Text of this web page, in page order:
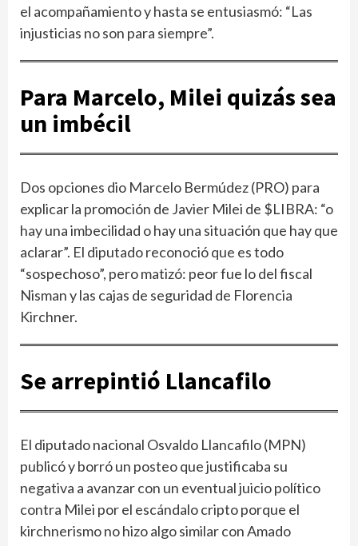
el acompañamiento y hasta se entusiasmó: “Las
injusticias no son para siempre”.
Para Marcelo, Milei quizás sea
un imbécil
Dos opciones dio Marcelo Bermúdez (PRO) para
explicar la promoción de Javier Milei de $LIBRA: “o
hay una imbecilidad o hay una situación que hay que
aclarar”. El diputado reconoció que es todo
“sospechoso”, pero matizó: peor fue lo del fiscal
Nisman y las cajas de seguridad de Florencia
Kirchner.
Se arrepintió Llancafilo
El diputado nacional Osvaldo Llancafilo (MPN)
publicó y borró un posteo que justificaba su
negativa a avanzar con un eventual juicio político
contra Milei por el escándalo cripto porque el
kirchnerismo no hizo algo similar con Amado